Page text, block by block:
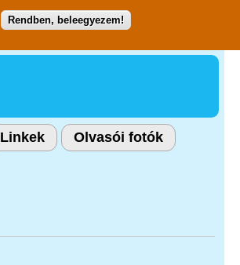
Rendben, beleegyezem!
Linkek
Olvasói fotók